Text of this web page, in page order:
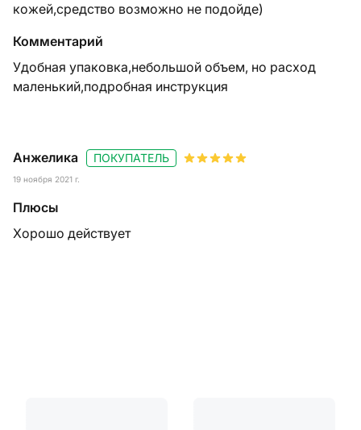
кожей,средство возможно не подойде)
Комментарий
Удобная упаковка,небольшой объем, но расход
маленький,подробная инструкция
Анжелика
19 ноября 2021 г.
ПОКУПАТЕЛЬ
Плюсы
Хорошо действует